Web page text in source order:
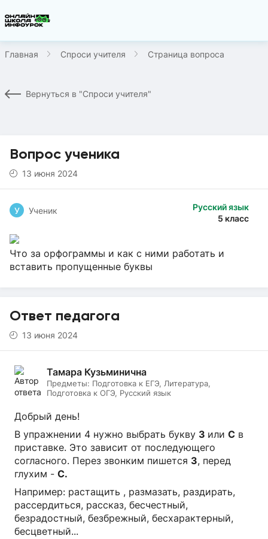
Главная Спроси учителя Страница вопроса
Вернуться в "Спроси учителя"
Вопрос ученика
13 июня 2024
Русский язык
5 класс
У Ученик
Что за орфограммы и как с ними работать и
вставить пропущенные буквы
Ответ педагога
13 июня 2024
Тамара Кузьминична
Предметы: Подготовка к ЕГЭ, Литература,
Подготовка к ОГЭ, Русский язык
Добрый день!
В упражнении 4 нужно выбрать букву З или С в
приставке. Это зависит от последующего
согласного. Перез звонким пишется З, перед
глухим - С.
Например: растащить , размазать, раздирать,
рассердиться, рассказ, бесчестный,
безрадостный, безбрежный, бесхарактерный,
бесцветный...